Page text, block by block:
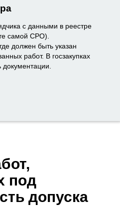
с данными в реестре
самой СРО).
должен быть указан
работ. В госзакупках
документации.
под
допуска